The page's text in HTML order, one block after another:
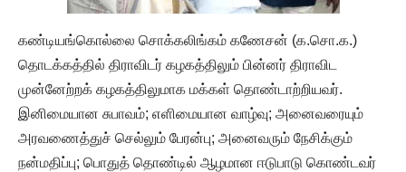
கண்டியங்கொல்லை சொக்கலிங்கம் கணேசன் (க.சொ.க.)
தொடக்கத்தில் திராவிடர் கழகத்திலும் பின்னர் திராவிட
முன்னேற்றக் கழகத்திலுமாக மக்கள் தொண்டாற்றியவர்.
இனிமையான சுபாவம்; எளிமையான வாழ்வு; அனைவரையும்
அரவணைத்துச் செல்லும் பேரன்பு; அனைவரும் நேசிக்கும்
நன்மதிப்பு; பொதுத் தொண்டில் ஆழமான ஈடுபாடு கொண்டவர்